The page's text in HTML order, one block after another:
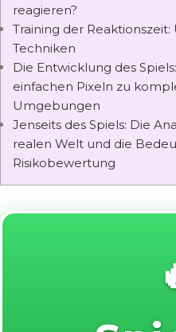
reagieren?
Training der
Techniken
Die Entwicklung des
einfachen Pixeln zu
Umgebungen
Jenseits des Spiels: Die
realen Welt und die
Risikobewertung